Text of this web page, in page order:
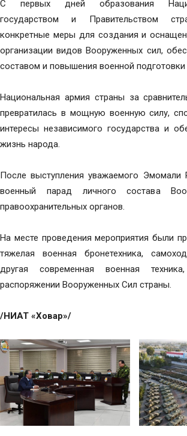
С первых дней образования
государством и Правительством
конкретные меры для создания и
организации видов Вооруженных сил,
составом и повышения военной
Национальная армия страны за
превратилась в мощную военную силу,
интересы независимого государства и
жизнь народа.
После выступления уважаемого Эмомали
военный парад личного состава
правоохранительных органов.
На месте проведения мероприятия были
тяжелая военная бронетехника,
другая современная военная
распоряжении Вооруженных Сил страны.
/НИАТ «Ховар»/